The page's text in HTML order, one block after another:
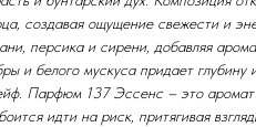
создавая ощущение свежести и
персика и сирени, добавляя
и белого мускуса придает
Парфюм 137 Эссенс – это аромат
идти на риск, притягивая